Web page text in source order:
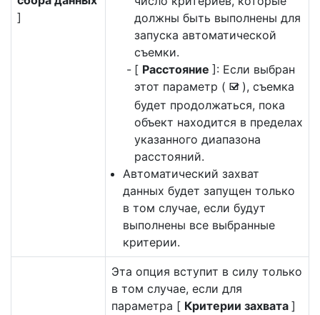
]
должны быть выполнены для
запуска автоматической
съемки.
[ Расстояние ]: Если выбран
этот параметр ( M ), съемка
будет продолжаться, пока
объект находится в пределах
указанного диапазона
расстояний.
Автоматический захват
данных будет запущен только
в том случае, если будут
выполнены все выбранные
критерии.
Эта опция вступит в силу только
в том случае, если для
параметра [ Критерии захвата ]